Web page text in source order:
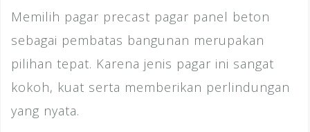
Memilih pagar precast pagar panel beton
sebagai pembatas bangunan merupakan
pilihan tepat. Karena jenis pagar ini sangat
kokoh, kuat serta memberikan perlindungan
yang nyata.